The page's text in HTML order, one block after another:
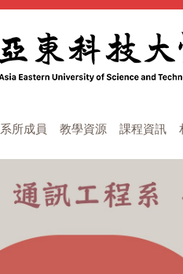
系所成員 教學資源 課程資訊